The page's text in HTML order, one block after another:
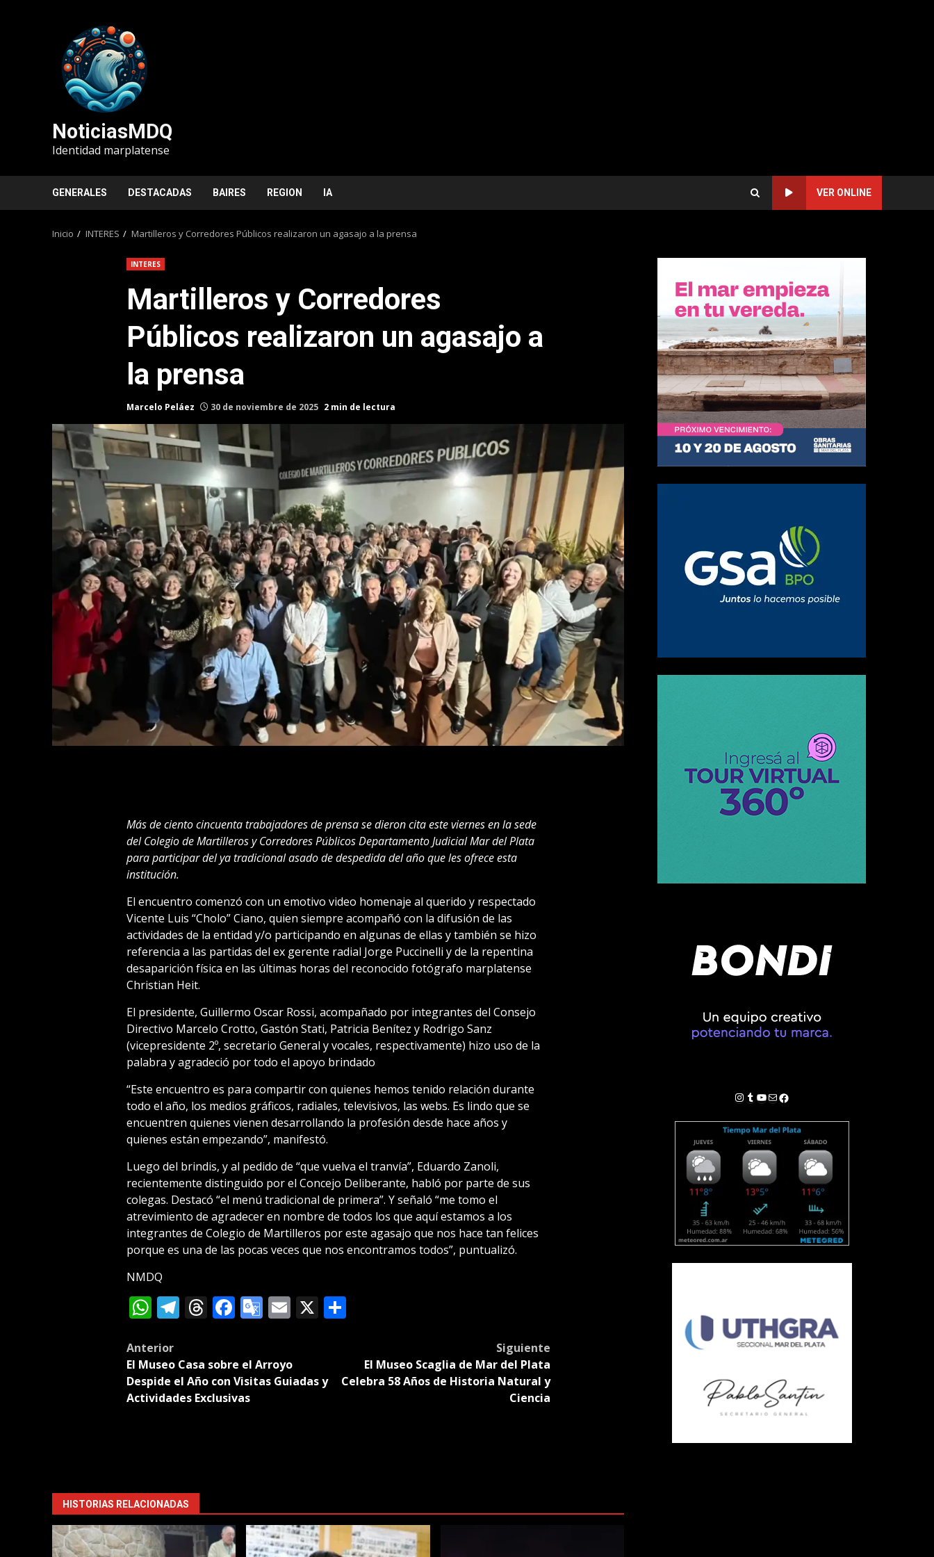
NoticiasMDQ
Identidad marplatense
GENERALES DESTACADAS BAIRES REGION IA VER ONLINE
Inicio INTERES Martilleros y Corredores Públicos realizaron un agasajo a la prensa
INTERES
Martilleros y Corredores
Públicos realizaron un agasajo a
la prensa
Marcelo Peláez 30 de noviembre de 2025 2 min de lectura
Más de ciento cincuenta trabajadores de prensa se dieron cita este viernes en la sede
del Colegio de Martilleros y Corredores Públicos Departamento Judicial Mar del Plata
para participar del ya tradicional asado de despedida del año que les ofrece esta
institución.
El encuentro comenzó con un emotivo video homenaje al querido y respectado
Vicente Luis “Cholo” Ciano, quien siempre acompañó con la difusión de las
actividades de la entidad y/o participando en algunas de ellas y también se hizo
referencia a las partidas del ex gerente radial Jorge Puccinelli y de la repentina
desaparición física en las últimas horas del reconocido fotógrafo marplatense
Christian Heit.
El presidente, Guillermo Oscar Rossi, acompañado por integrantes del Consejo
Directivo Marcelo Crotto, Gastón Stati, Patricia Benítez y Rodrigo Sanz
(vicepresidente 2º, secretario General y vocales, respectivamente) hizo uso de la
palabra y agradeció por todo el apoyo brindado
“Este encuentro es para compartir con quienes hemos tenido relación durante
todo el año, los medios gráficos, radiales, televisivos, las webs. Es lindo que se
encuentren quienes vienen desarrollando la profesión desde hace años y
quienes están empezando”, manifestó.
Luego del brindis, y al pedido de “que vuelva el tranvía”, Eduardo Zanoli,
recientemente distinguido por el Concejo Deliberante, habló por parte de sus
colegas. Destacó “el menú tradicional de primera”. Y señaló “me tomo el
atrevimiento de agradecer en nombre de todos los que aquí estamos a los
integrantes de Colegio de Martilleros por este agasajo que nos hace tan felices
porque es una de las pocas veces que nos encontramos todos”, puntualizó.
NMDQ
WhatsApp
Telegram
Threads
Facebook
Google
Translate
Email
X Compartir
Post
navigation
Anterior
El Museo Casa sobre el Arroyo
Despide el Año con Visitas Guiadas y
Actividades Exclusivas
Siguiente
El Museo Scaglia de Mar del Plata
Celebra 58 Años de Historia Natural y
Ciencia
HISTORIAS RELACIONADAS
Instagram
Tumblr
YouTube
Correo electrónico
Facebook